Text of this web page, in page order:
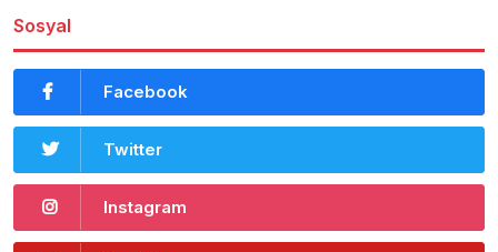
Sosyal
Facebook
Twitter
Instagram